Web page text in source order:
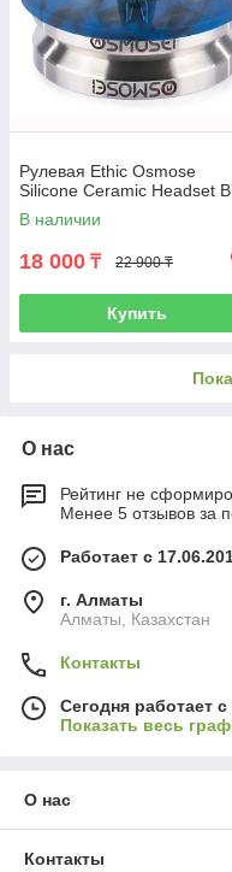
Рулевая Ethic Osmose
Silicone Ceramic Headset
В наличии
18 000 ₸ 22 900 ₸
Купить
О нас
Рейтинг не
Менее 5 отзывов за
Работает с
г. Алматы
Алматы, Казахстан
Контакты
Сегодня работает
Показать весь
О нас
Контакты